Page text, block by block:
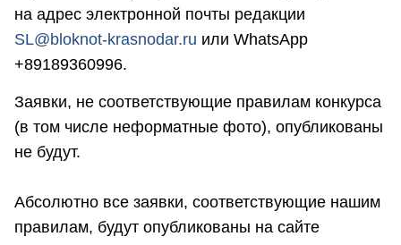
на адрес электронной почты редакции
SL@bloknot-krasnodar.ru или WhatsApp
+89189360996.
Заявки, не соответствующие правилам конкурса
(в том числе неформатные фото), опубликованы
не будут.
Абсолютно все заявки, соответствующие нашим
правилам, будут опубликованы на сайте